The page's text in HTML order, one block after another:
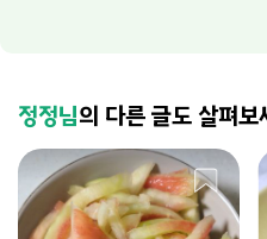
정정님의 다른 글도 살펴보